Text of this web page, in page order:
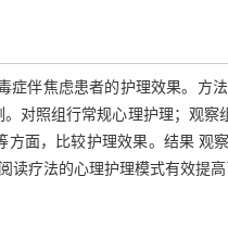
症伴焦虑患者的护理效果。方
对照组行常规心理护理；观
面，比较护理效果。结果 观
读疗法的心理护理模式有效提